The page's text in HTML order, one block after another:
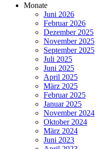
Monate
Juni 2026
Februar 2026
Dezember 2025
November 2025
September 2025
Juli 2025
Juni 2025
April 2025
März 2025
Februar 2025
Januar 2025
November 2024
Oktober 2024
März 2024
Juni 2023